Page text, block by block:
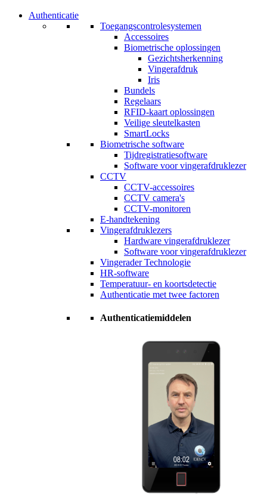
Authenticatie
Toegangscontrolesystemen
Accessoires
Biometrische oplossingen
Gezichtsherkenning
Vingerafdruk
Iris
Bundels
Regelaars
RFID-kaart oplossingen
Veilige sleutelkasten
SmartLocks
Biometrische software
Tijdregistratiesoftware
Software voor vingerafdruklezer
CCTV
CCTV-accessoires
CCTV camera's
CCTV-monitoren
E-handtekening
Vingerafdruklezers
Hardware vingerafdruklezer
Software voor vingerafdruklezer
Vingerader Technologie
HR-software
Temperatuur- en koortsdetectie
Authenticatie met twee factoren
Authenticatiemiddelen